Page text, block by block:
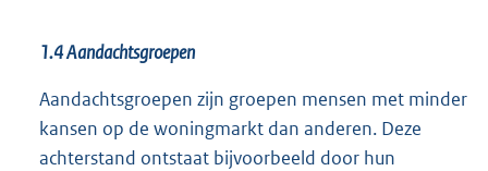
1.4 Aandachtsgroepen
Aandachtsgroepen zijn groepen mensen met minder
kansen op de woningmarkt dan anderen. Deze
achterstand ontstaat bijvoorbeeld door hun